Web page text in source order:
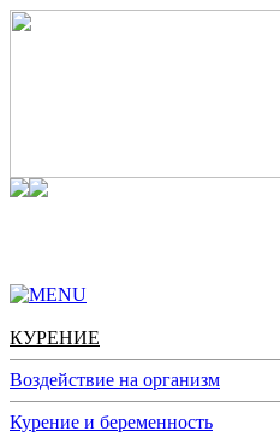
КУРЕНИЕ
Воздействие на организм
Курение и беременность